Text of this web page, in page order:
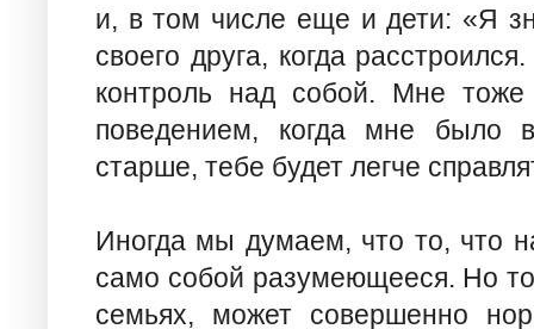
и, в том числе еще и дети: «Я
своего друга, когда
контроль над собой. Мне
поведением, когда мне было
старше, тебе будет легче
Иногда мы думаем, что то, что
само собой разумеющееся. Но
семьях, может совершенно